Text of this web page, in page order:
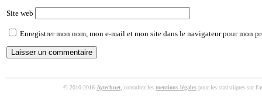
Site web
Enregistrer mon nom, mon e-mail et mon site dans le navigateur pour mon
© 2010-2016 Aytechnet , consultez les mentions légales pour les statistiques sur